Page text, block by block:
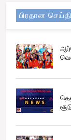
பிரதான